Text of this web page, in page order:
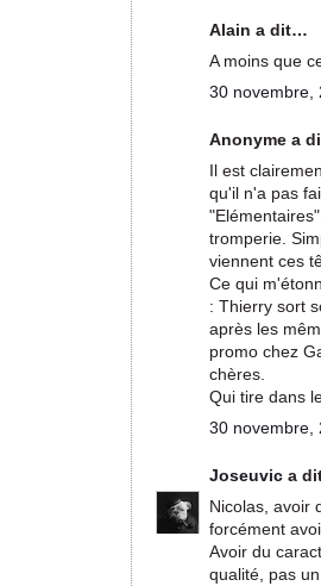
Alain a dit…
A moins que
30 novembre,
Anonyme a
Il est
qu'il n'a pas
tromperie.
viennent ces
Ce qui
: Thierry sort
après les
promo chez
chères.
Qui tire dans
30 novembre,
Joseuvic a
Nicolas, avoir
forcément
Avoir du
qualité, pas